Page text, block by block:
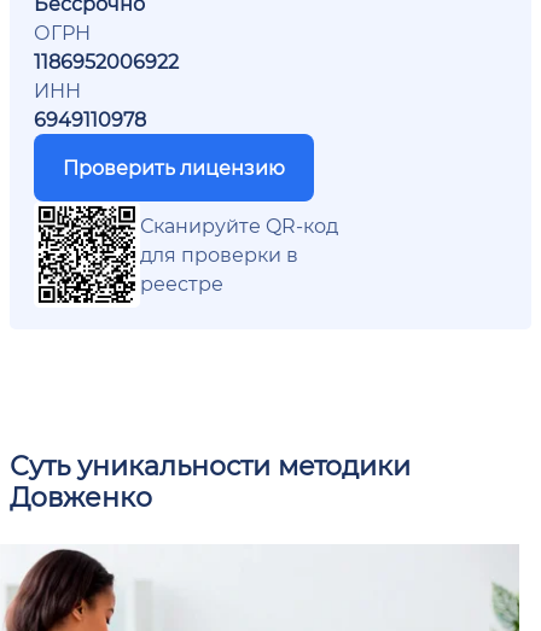
ОГРН
1186952006922
ИНН
6949110978
Проверить лицензию
Сканируйте QR-код
для проверки в
реестре
Суть уникальности методики
Довженко